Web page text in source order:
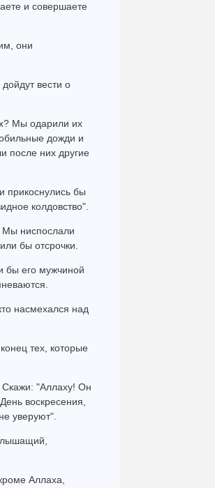
и совершаете
они
вести о
Мы одарили их
дожди и
после них другие
прикоснулись бы
колдовство".
Мы ниспослали
бы отсрочки.
бы его мужчиной
насмехался над
тех, которые
Скажи: "Аллаху! Он
воскресения,
уверуют".
Аллаха,